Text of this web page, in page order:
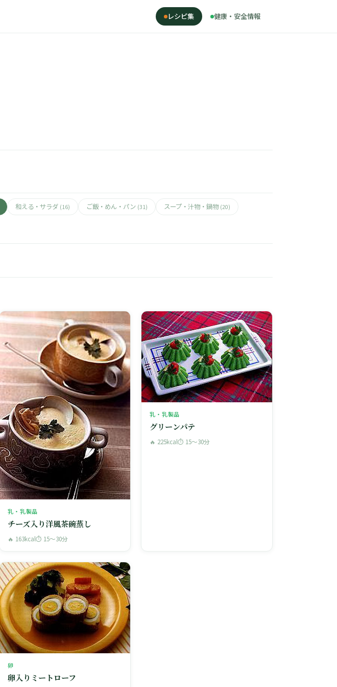
レシピ集 健康・安全情報
和える・サラダ (16) ご飯・めん・パン (31) スープ・汁物・鍋物 (20)
乳・乳製品
チーズ入り洋風茶碗蒸し
🔥 163kcal⏱ 15〜30分
乳・乳製品
グリーンパテ
🔥 225kcal⏱ 15〜30分
卵
卵入りミートローフ